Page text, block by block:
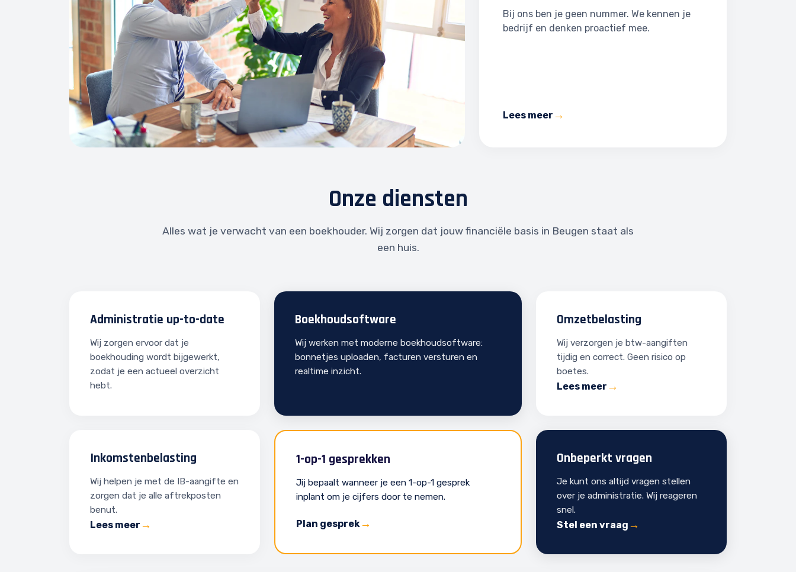
Bij ons ben je geen nummer. We kennen je
bedrijf en denken proactief mee.
Lees meer
Onze diensten
Alles wat je verwacht van een boekhouder. Wij zorgen dat jouw financiële basis in Beugen staat als
een huis.
Administratie up-to-date
Wij zorgen ervoor dat je
boekhouding wordt bijgewerkt,
zodat je een actueel overzicht
hebt.
Boekhoudsoftware
Wij werken met moderne boekhoudsoftware:
bonnetjes uploaden, facturen versturen en
realtime inzicht.
Omzetbelasting
Wij verzorgen je btw-aangiften
tijdig en correct. Geen risico op
boetes.
Lees meer
Inkomstenbelasting
Wij helpen je met de IB-aangifte en
zorgen dat je alle aftrekposten
benut.
Lees meer
1-op-1 gesprekken
Jij bepaalt wanneer je een 1-op-1 gesprek
inplant om je cijfers door te nemen.
Plan gesprek
Onbeperkt vragen
Je kunt ons altijd vragen stellen
over je administratie. Wij reageren
snel.
Stel een vraag